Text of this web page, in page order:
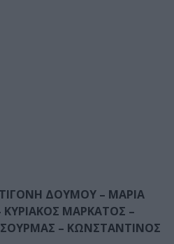
ΔΟΥΜΟΥ – ΜΑΡΙΑ
ΜΑΡΚΑΤΟΣ –
– ΚΩΝΣΤΑΝΤΙΝΟΣ